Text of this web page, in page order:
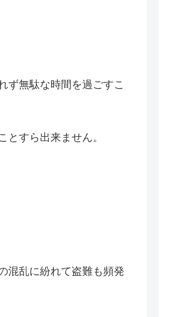
ず無駄な時間を過ごすこ
すら出来ません。
混乱に紛れて盗難も頻発